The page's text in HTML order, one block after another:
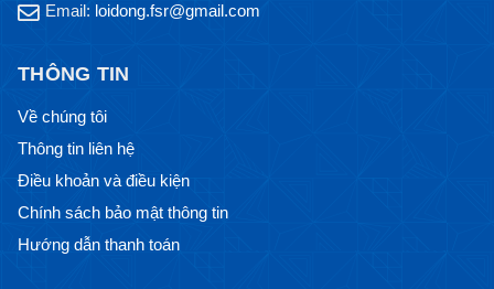
Email: loidong.fsr@gmail.com
THÔNG TIN
Về chúng tôi
Thông tin liên hệ
Điều khoản và điều kiện
Chính sách bảo mật thông tin
Hướng dẫn thanh toán